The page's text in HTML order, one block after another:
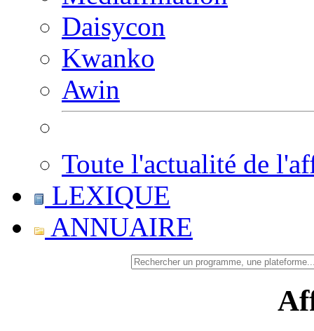
Daisycon
Kwanko
Awin
Toute l'actualité de
LEXIQUE
ANNUAIRE